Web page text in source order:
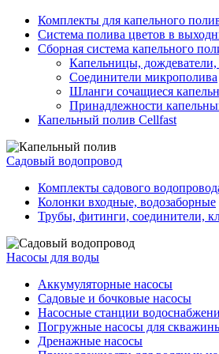
Комплекты для капельного
Система полива цветов в
Сборная система капельного
Капельницы,
Соединители микрополива
Шланги сочащиеся
Принадлежности
Капельный полив Cellfast
Садовый водопровод
Комплекты садового
Колонки входные, водозаборные
Трубы, фитинги, соединители,
Насосы для воды
Аккумуляторные насосы
Садовые и бочковые насосы
Насосные станции
Погружные насосы для
Дренажные насосы